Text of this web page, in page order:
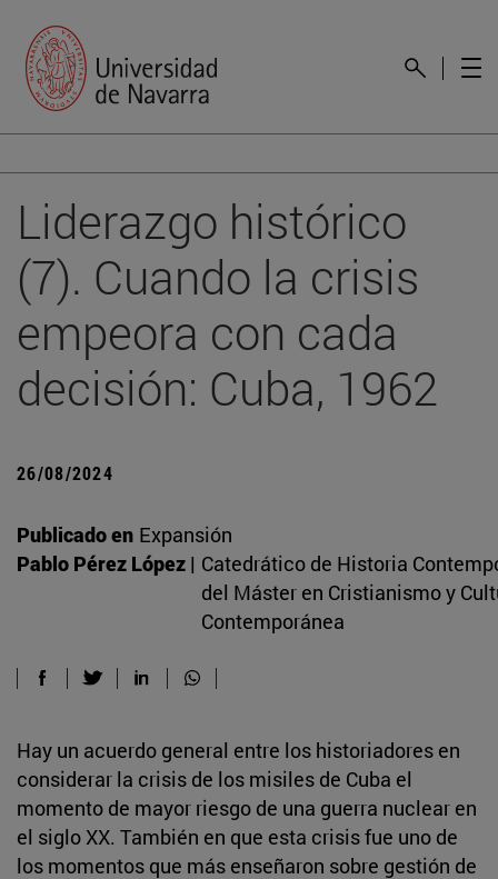
Liderazgo histórico
(7). Cuando la crisis
empeora con cada
decisión: Cuba, 1962
26/08/2024
Publicado en Expansión
Pablo Pérez López | Catedrático de Historia
del Máster en Cristianismo y
Contemporánea
Hay un acuerdo general entre los historiadores en
considerar la crisis de los misiles de Cuba el
momento de mayor riesgo de una guerra nuclear en
el siglo XX. También en que esta crisis fue uno de
los momentos que más enseñaron sobre gestión de